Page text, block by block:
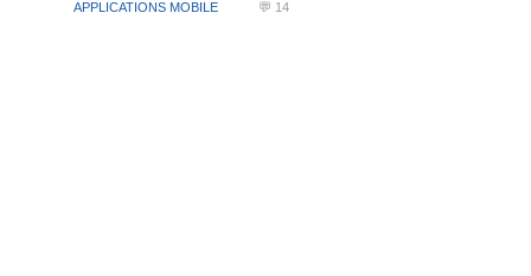
APPLICATIONS MOBILE 💬 14